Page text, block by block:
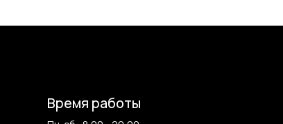
Время работы